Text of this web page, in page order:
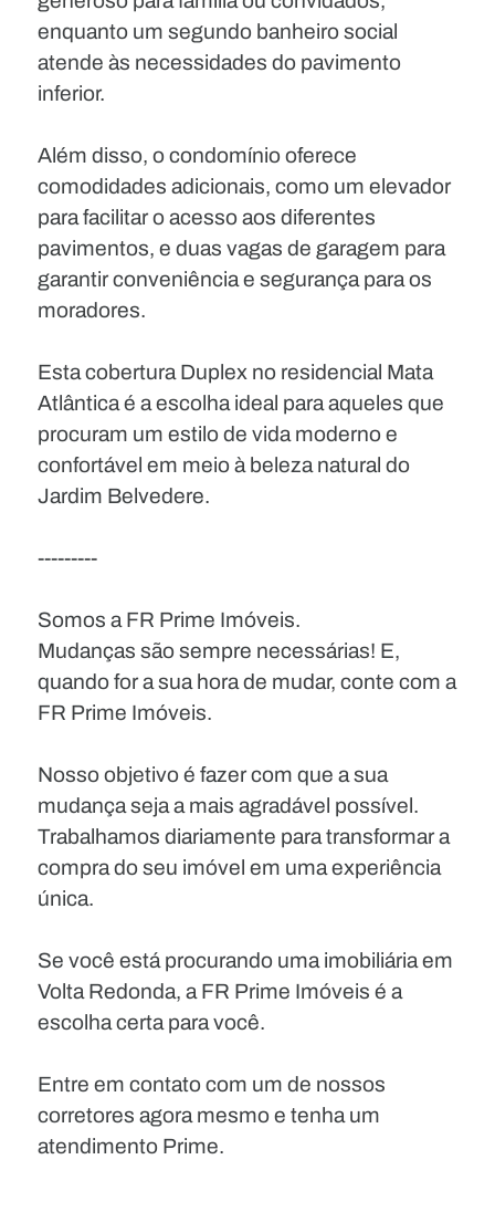
enquanto um segundo banheiro social
atende às necessidades do pavimento
inferior.
Além disso, o condomínio oferece
comodidades adicionais, como um elevador
para facilitar o acesso aos diferentes
pavimentos, e duas vagas de garagem para
garantir conveniência e segurança para os
moradores.
Esta cobertura Duplex no residencial Mata
Atlântica é a escolha ideal para aqueles que
procuram um estilo de vida moderno e
confortável em meio à beleza natural do
Jardim Belvedere.
---------
Somos a FR Prime Imóveis.
Mudanças são sempre necessárias! E,
quando for a sua hora de mudar, conte com a
FR Prime Imóveis.
Nosso objetivo é fazer com que a sua
mudança seja a mais agradável possível.
Trabalhamos diariamente para transformar a
compra do seu imóvel em uma experiência
única.
Se você está procurando uma imobiliária em
Volta Redonda, a FR Prime Imóveis é a
escolha certa para você.
Entre em contato com um de nossos
corretores agora mesmo e tenha um
atendimento Prime.